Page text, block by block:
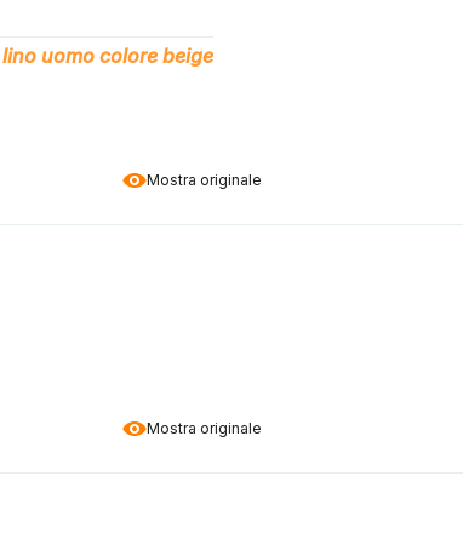
Mostra originale
uomo colore beige
Mostra originale